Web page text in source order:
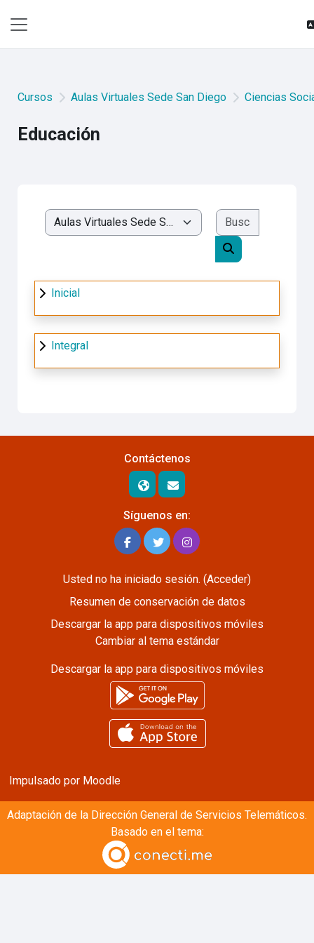
Cursos Aulas Virtuales Sede San Diego Ciencias
Educación
Categorías
Buscar cursos
Inicial
Integral
Contáctenos
Síguenos en:
Usted no ha iniciado sesión. (Acceder)
Resumen de conservación de datos
Descargar la app para dispositivos móviles
Cambiar al tema estándar
Descargar la app para dispositivos móviles
Impulsado por Moodle
Adaptación de la Dirección General de Servicios Telemáticos.
Basado en el tema: